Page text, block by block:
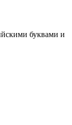
буквами и